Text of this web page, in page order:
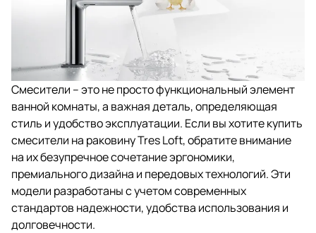
Смесители – это не просто функциональный элемент
ванной комнаты, а важная деталь, определяющая
стиль и удобство эксплуатации. Если вы хотите купить
смесители на раковину Tres Loft, обратите внимание
на их безупречное сочетание эргономики,
премиального дизайна и передовых технологий. Эти
модели разработаны с учетом современных
стандартов надежности, удобства использования и
долговечности.